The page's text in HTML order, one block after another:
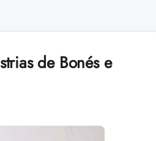
de Bonés e